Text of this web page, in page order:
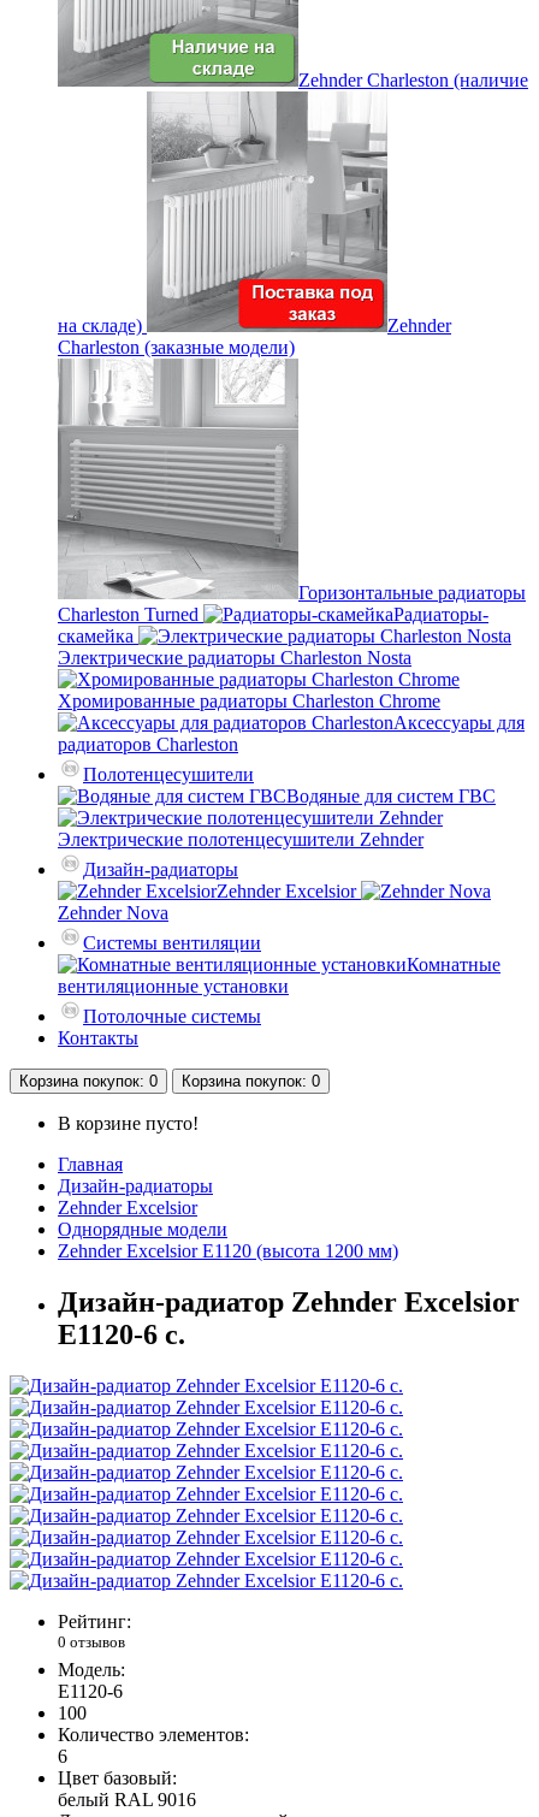
Zehnder Charleston (наличие
на складе)
Zehnder
Charleston (заказные модели)
Горизонтальные радиаторы
Charleston Turned
Радиаторы-
скамейка
Электрические радиаторы Charleston Nosta
Хромированные радиаторы Charleston Chrome
Аксессуары для
радиаторов Charleston
Полотенцесушители
Водяные для систем ГВС
Электрические полотенцесушители Zehnder
Дизайн-радиаторы
Zehnder Excelsior
Zehnder Nova
Системы вентиляции
Комнатные
вентиляционные установки
Потолочные системы
Контакты
Корзинапокупок: 0 Корзинапокупок: 0
В корзине пусто!
Главная
Дизайн-радиаторы
Zehnder Excelsior
Однорядные модели
Zehnder Excelsior E1120 (высота 1200 мм)
Дизайн-радиатор Zehnder Excelsior
E1120-6 с.
Рейтинг:
0 отзывов
Модель:
E1120-6
100
Количество элементов:
6
Цвет базовый:
белый RAL 9016